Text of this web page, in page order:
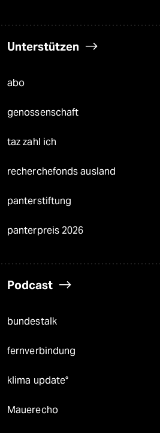
Unterstützen
abo
genossenschaft
taz zahl ich
recherchefonds ausland
panterstiftung
panterpreis 2026
Podcast
bundestalk
fernverbindung
klima update°
Mauerecho